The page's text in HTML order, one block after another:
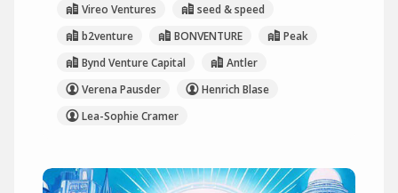
Vireo Ventures
seed & speed
b2venture
BONVENTURE
Peak
Bynd Venture Capital
Antler
Verena Pausder
Henrich Blase
Lea-Sophie Cramer